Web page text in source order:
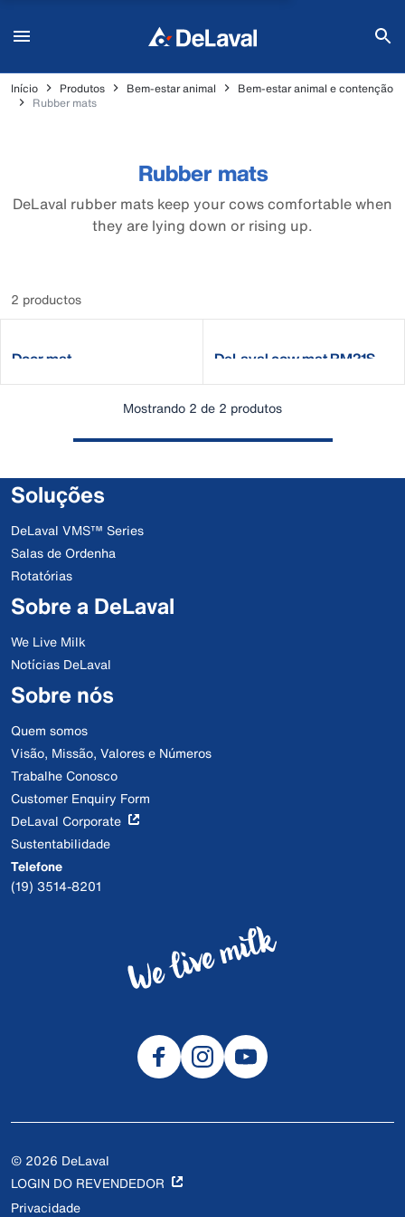
Início Produtos Bem-estar animal
Bem-estar animal e contenção
Rubber mats
Rubber mats
DeLaval rubber mats keep your cows comfortable when
they are lying down or rising up.
2 productos
Door mat DeLaval cow mat RM21S
Mostrando 2 de 2 produtos
Soluções
DeLaval VMS™ Series
Salas de Ordenha
Rotatórias
Sobre a DeLaval
We Live Milk
Notícias DeLaval
Sobre nós
Quem somos
Visão, Missão, Valores e Números
Trabalhe Conosco
Customer Enquiry Form
DeLaval Corporate
Sustentabilidade
Telefone
(19) 3514-8201
© 2026 DeLaval
LOGIN DO REVENDEDOR
Privacidade